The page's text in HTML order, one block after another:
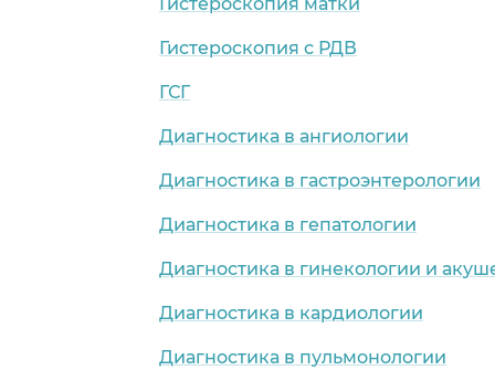
Гистероскопия с РДВ
ГСГ
Диагностика в ангиологии
Диагностика в гастроэнтерологии
Диагностика в гепатологии
Диагностика в гинекологии и
Диагностика в кардиологии
Диагностика в пульмонологии